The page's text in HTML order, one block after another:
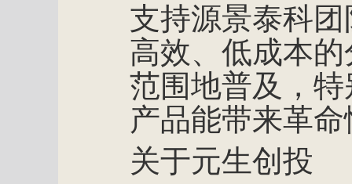
支持源景泰科
高效、低成本
范围地普及，
产品能带来革
关于元生创投